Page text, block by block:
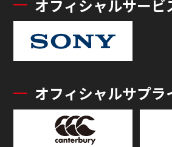
オフィシャルサービ
オフィシャルサプラ